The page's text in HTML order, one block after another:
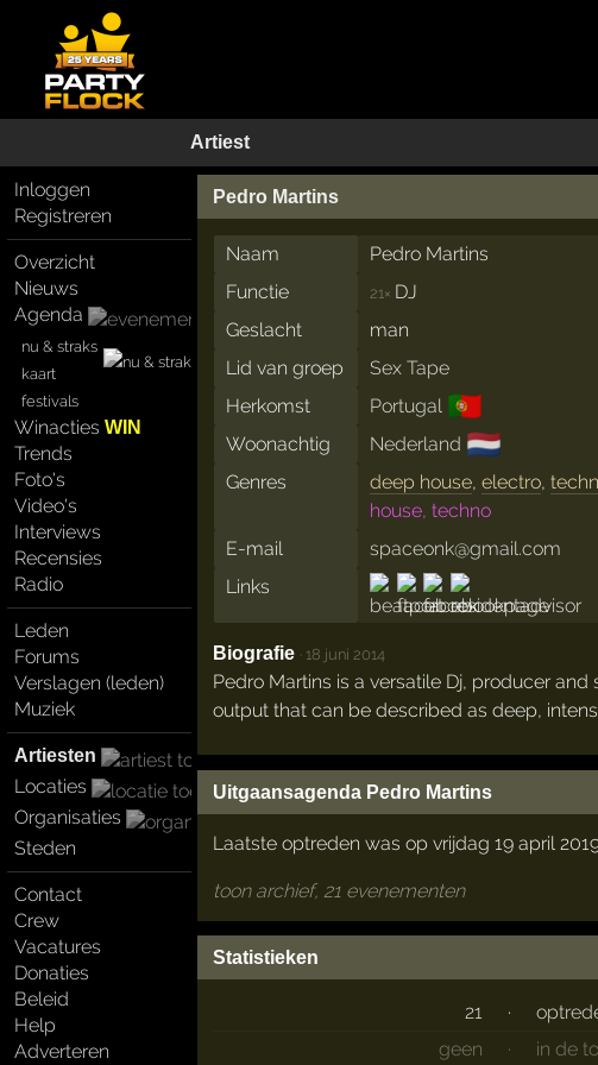
Artiest
Inloggen
Registreren
Overzicht
Nieuws
Agenda
nu & straks
kaart
festivals
WinactiesWIN
Trends
Foto's
Video's
Interviews
Recensies
Radio
Leden
Forums
Verslagen (leden)
Muziek
Artiesten
Locaties
Organisaties
Steden
Contact
Crew
Vacatures
Donaties
Beleid
Help
Adverteren
Pedro Martins
Naam
Pedro Martins
Functie
21× DJ
Geslacht
man
Lid van groep
Sex Tape
Herkomst
Portugal 🇵🇹
Woonachtig Nederland 🇳🇱
Genres deep house,electro,
house, techno
E-mail
spaceonk@gmail.com
Links
Biografie · 18 juni 2014
Pedro Martins is a versatile Dj, producer
output that can be described as deep,
Uitgaansagenda Pedro Martins
Laatste optreden was op vrijdag 19 april
toon archief, 21 evenementen
Statistieken
21 ·
geen
· in de